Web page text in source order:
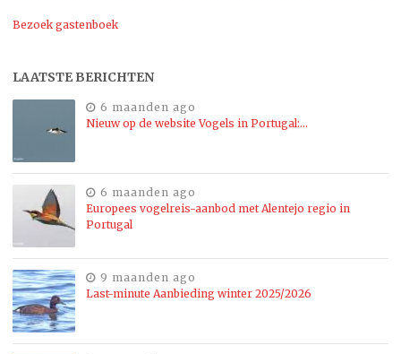
Bezoek gastenboek
LAATSTE BERICHTEN
6 maanden ago
Nieuw op de website Vogels in Portugal:…
6 maanden ago
Europees vogelreis-aanbod met Alentejo regio in
Portugal
9 maanden ago
Last-minute Aanbieding winter 2025/2026